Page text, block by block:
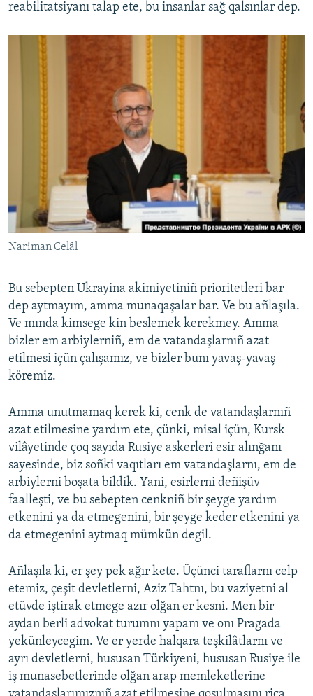
reabilitatsiyanı talap ete, bu insanlar sağ qalsınlar dep.
Nariman Celâl
Bu sebepten Ukrayina akimiyetiniñ prioritetleri bar
dep aytmayım, amma munaqaşalar bar. Ve bu añlaşıla.
Ve mında kimsege kin beslemek kerekmey. Amma
bizler em arbiylerniñ, em de vatandaşlarnıñ azat
etilmesi içün çalışamız, ve bizler bunı yavaş-yavaş
köremiz.
Amma unutmamaq kerek ki, cenk de vatandaşlarnıñ
azat etilmesine yardım ete, çünki, misal içün, Kursk
vilâyetinde çoq sayıda Rusiye askerleri esir alınğanı
sayesinde, biz soñki vaqıtları em vatandaşlarnı, em de
arbiylerni boşata bildik. Yani, esirlerni deñişüv
faalleşti, ve bu sebepten cenkniñ bir şeyge yardım
etkenini ya da etmegenini, bir şeyge keder etkenini ya
da etmegenini aytmaq mümkün degil.
Añlaşıla ki, er şey pek ağır kete. Üçünci taraflarnı celp
etemiz, çeşit devletlerni, Aziz Tahtnı, bu vaziyetni al
etüvde iştirak etmege azır olğan er kesni. Men bir
aydan berli advokat turumnı yapam ve onı Pragada
yekünleycegim. Ve er yerde halqara teşkilâtlarnı ve
ayrı devletlerni, hususan Türkiyeni, hususan Rusiye ile
iş munasebetlerinde olğan arap memleketlerine